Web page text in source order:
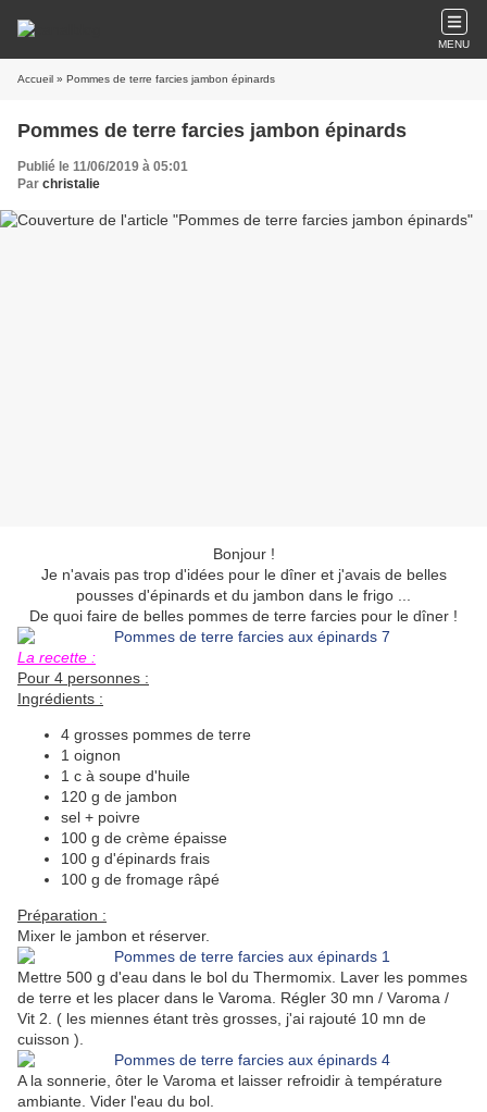
MENU
Accueil » Pommes de terre farcies jambon épinards
Pommes de terre farcies jambon épinards
Publié le 11/06/2019 à 05:01
Par christalie
Bonjour !
Je n'avais pas trop d'idées pour le dîner et j'avais de belles
pousses d'épinards et du jambon dans le frigo ...
De quoi faire de belles pommes de terre farcies pour le dîner !
La recette :
Pour 4 personnes :
Ingrédients :
4 grosses pommes de terre
1 oignon
1 c à soupe d'huile
120 g de jambon
sel + poivre
100 g de crème épaisse
100 g d'épinards frais
100 g de fromage râpé
Préparation :
Mixer le jambon et réserver.
Mettre 500 g d'eau dans le bol du Thermomix. Laver les pommes
de terre et les placer dans le Varoma. Régler 30 mn / Varoma /
Vit 2. ( les miennes étant très grosses, j'ai rajouté 10 mn de
cuisson ).
A la sonnerie, ôter le Varoma et laisser refroidir à température
ambiante. Vider l'eau du bol.